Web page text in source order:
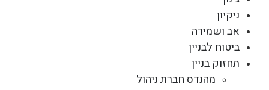
ניקיון
אב ושמירה
ביטוח לבניין
תחזוק בניין
מהנדס חברת ניהול